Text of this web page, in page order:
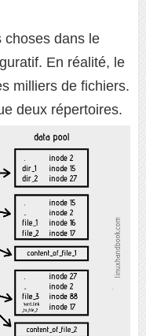
choses dans le
En réalité, le
milliers de fichiers.
deux répertoires.